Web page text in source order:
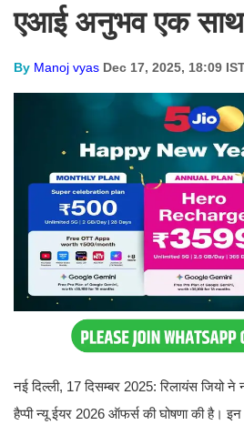
एआई अनुभव एक
By Manoj vyas Dec 17, 2025, 18:09
नई दिल्ली, 17 दिसम्बर 2025: रिलायंस जियो
हैप्पी न्यू ईयर 2026 ऑफर्स की घोषणा की है।